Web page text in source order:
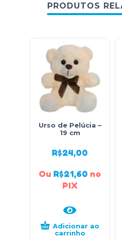
PRODUTOS
Urso de Pelúcia –
19 cm
R$24,00
Ou R$21,60 no
PIX
Adicionar ao
carrinho